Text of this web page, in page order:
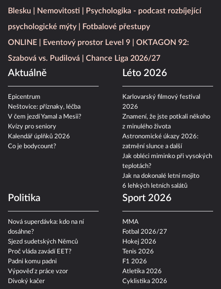
Blesku
Nemovitosti
Psychologika - podcast rozbíjející
psychologické mýty
Fotbalové přestupy
ONLINE
Eventový prostor Level 9
OKTAGON 92:
Szabová vs. Pudilová
Chance Liga 2026/27
Aktuálně
Epicentrum
Neštovice: příznaky, léčba
V čem jezdí Yamal a Mesii?
Kvízy pro seniory
Kalendář úplňků 2026
Co je bodycount?
Léto 2026
Karlovarský filmový festival
2026
Znamení, že jste potkali někoho
z minulého života
Astronomické úkazy 2026:
zatmění slunce a další
Jak obléci miminko při vysokých
teplotách?
Jak na dokonalé letní mojito
6 lehkých letních salátů
Politika
Nová superdávka: kdo na ní
dosáhne?
Sjezd sudetských Němců
Proč vláda zavádí EET?
Padni komu padni
Výpověď z práce vzor
Divoký kačer
Sport 2026
MMA
Fotbal 2026/27
Hokej 2026
Tenis 2026
F1 2026
Atletika 2026
Cyklistika 2026